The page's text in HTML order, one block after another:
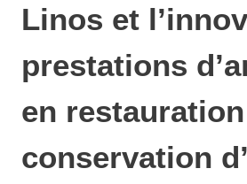
Linos et
prestations
en
conservation